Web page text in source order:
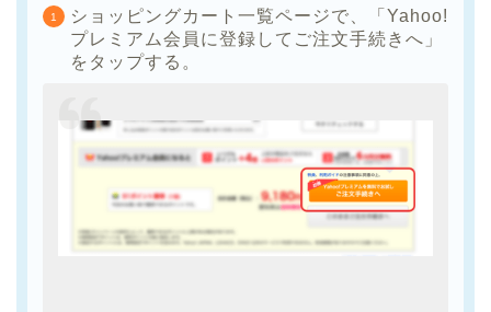
ショッピングカート一覧ページで、「Yahoo!
プレミアム会員に登録してご注文手続きへ」
をタップする。